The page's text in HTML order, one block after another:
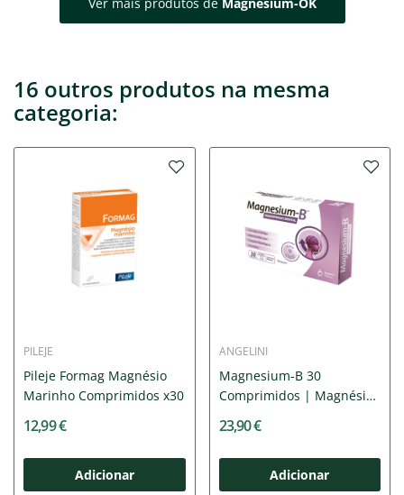
16 outros produtos na mesma
categoria:
PILEJE
Pileje Formag Magnésio
Marinho Comprimidos x30
12,99 €
Adicionar
ANGELINI
Magnesium-B 30
Comprimidos | Magnésio
23,90 €
Adicionar